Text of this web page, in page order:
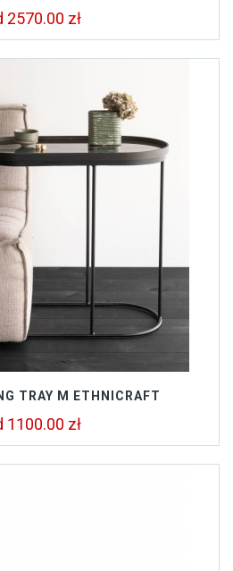
2570.00 zł
TRAY M ETHNICRAFT
1100.00 zł